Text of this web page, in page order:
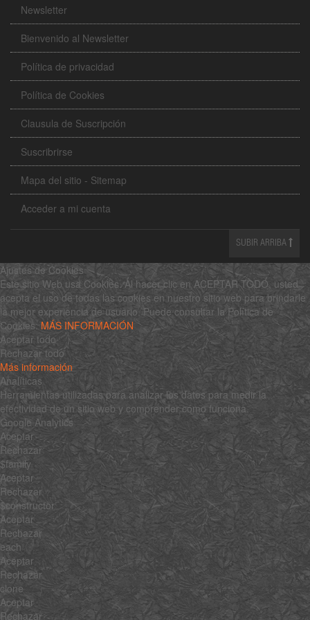
Newsletter
Bienvenido al Newsletter
Política de privacidad
Política de Cookies
Clausula de Suscripción
Suscribrirse
Mapa del sitio - Sitemap
Acceder a mi cuenta
SUBIR ARRIBA
Ajustes de Cookies
Este sitio Web usa Cookies. Al hacer clic en ACEPTAR TODO, usted
acepta el uso de todas las cookies en nuestro sitio web para brindarle
la mejor experiencia de usuario. Puede consultar la Política de
Cookies: MÁS INFORMACIÓN
Aceptar todo
Rechazar todo
Más información
Analíticas
Herramientas utilizadas para analizar los datos para medir la
efectividad de un sitio web y comprender cómo funciona.
Google Analytics
Aceptar
Rechazar
$family
Aceptar
Rechazar
$constructor
Aceptar
Rechazar
each
Aceptar
Rechazar
clone
Aceptar
Rechazar